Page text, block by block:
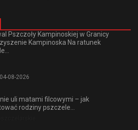
Pszczoły Kampinoskiej w Granicy
Kampinoska Na ratunek
04-08-2026
uli matami filcowymi – jak
rodziny pszczele...